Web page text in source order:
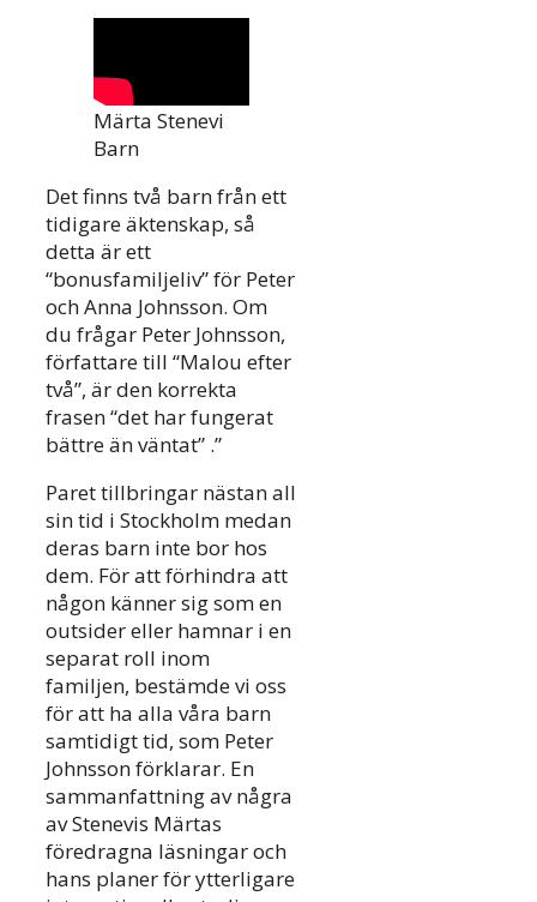
Märta Stenevi
Barn
Det finns två barn från ett
tidigare äktenskap, så
detta är ett
“bonusfamiljeliv” för Peter
och Anna Johnsson. Om
du frågar Peter Johnsson,
författare till “Malou efter
två”, är den korrekta
frasen “det har fungerat
bättre än väntat” .”
Paret tillbringar nästan all
sin tid i Stockholm medan
deras barn inte bor hos
dem. För att förhindra att
någon känner sig som en
outsider eller hamnar i en
separat roll inom
familjen, bestämde vi oss
för att ha alla våra barn
samtidigt tid, som Peter
Johnsson förklarar. En
sammanfattning av några
av Stenevis Märtas
föredragna läsningar och
hans planer för ytterligare